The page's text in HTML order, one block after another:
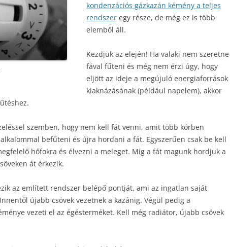
kondenzációs gázkazán kémény a teljes
rendszer egy része, de még ez is több
elemből áll.
Kezdjük az elején! Ha valaki nem szeretne
fával fűteni és még nem érzi úgy, hogy
eljött az ideje a megújuló energiaforrások
kiaknázásának (például napelem), akkor
szemben, hogy nem kell fát venni, amit több körben
befűteni és újra hordani a fát. Egyszerűen csak be kell
hőfokra és élvezni a meleget. Míg a fát magunk hordjuk a
át érkezik.
az említett rendszer belépő pontját, ami az ingatlan saját
újabb csövek vezetnek a kazánig. Végül pedig a
vezeti el az égésterméket. Kell még radiátor, újabb csövek